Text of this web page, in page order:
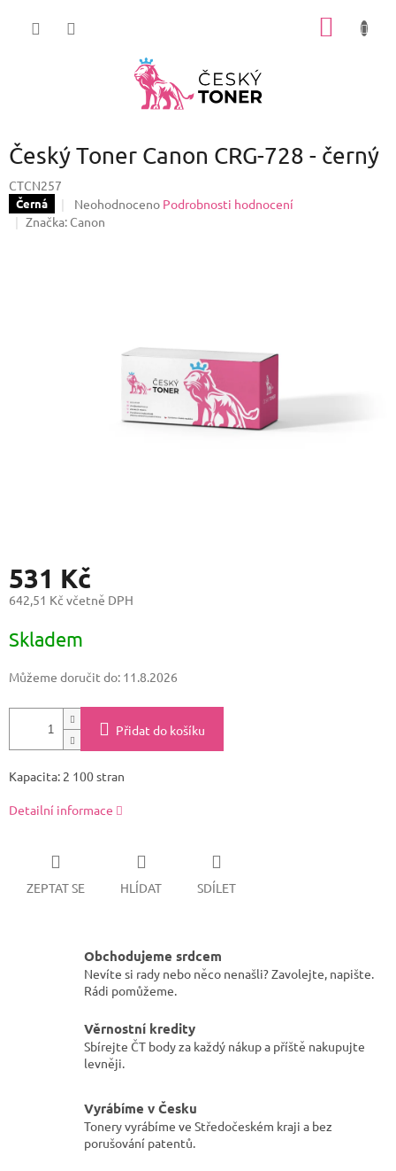
Český Toner Canon CRG-728 - černý
CTCN257
Černá
Průměrné
hodnocení
Neohodnoceno Podrobnosti hodnocení
Značka: Canon
531 Kč
642,51 Kč včetně DPH
cena:
Skladem
Můžeme doručit do: 11.8.2026
Přidat do košíku
Kapacita: 2 100 stran
Detailní informace
ZEPTAT SE HLÍDAT SDÍLET
Obchodujeme srdcem
Nevíte si rady nebo něco nenašli? Zavolejte, napište.
Rádi pomůžeme.
Věrnostní kredity
Sbírejte ČT body za každý nákup a příště nakupujte
levněji.
Vyrábíme v Česku
Tonery vyrábíme ve Středočeském kraji a bez
porušování patentů.